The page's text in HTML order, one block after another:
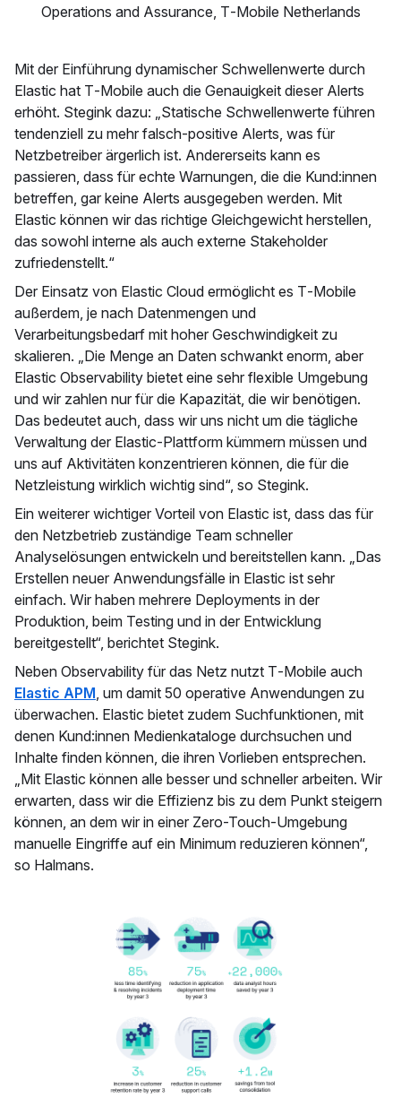
Operations and Assurance, T‑Mobile Netherlands
Mit der Einführung dynamischer Schwellenwerte durch
Elastic hat T‑Mobile auch die Genauigkeit dieser Alerts
erhöht. Stegink dazu: „Statische Schwellenwerte führen
tendenziell zu mehr falsch-positive Alerts, was für
Netzbetreiber ärgerlich ist. Andererseits kann es
passieren, dass für echte Warnungen, die die Kund:innen
betreffen, gar keine Alerts ausgegeben werden. Mit
Elastic können wir das richtige Gleichgewicht herstellen,
das sowohl interne als auch externe Stakeholder
zufriedenstellt.“
Der Einsatz von Elastic Cloud ermöglicht es T‑Mobile
außerdem, je nach Datenmengen und
Verarbeitungsbedarf mit hoher Geschwindigkeit zu
skalieren. „Die Menge an Daten schwankt enorm, aber
Elastic Observability bietet eine sehr flexible Umgebung
und wir zahlen nur für die Kapazität, die wir benötigen.
Das bedeutet auch, dass wir uns nicht um die tägliche
Verwaltung der Elastic-Plattform kümmern müssen und
uns auf Aktivitäten konzentrieren können, die für die
Netzleistung wirklich wichtig sind“, so Stegink.
Ein weiterer wichtiger Vorteil von Elastic ist, dass das für
den Netzbetrieb zuständige Team schneller
Analyselösungen entwickeln und bereitstellen kann. „Das
Erstellen neuer Anwendungsfälle in Elastic ist sehr
einfach. Wir haben mehrere Deployments in der
Produktion, beim Testing und in der Entwicklung
bereitgestellt“, berichtet Stegink.
Neben Observability für das Netz nutzt T‑Mobile auch
Elastic APM , um damit 50 operative Anwendungen zu
überwachen. Elastic bietet zudem Suchfunktionen, mit
denen Kund:innen Medienkataloge durchsuchen und
Inhalte finden können, die ihren Vorlieben entsprechen.
„Mit Elastic können alle besser und schneller arbeiten. Wir
erwarten, dass wir die Effizienz bis zu dem Punkt steigern
können, an dem wir in einer Zero-Touch-Umgebung
manuelle Eingriffe auf ein Minimum reduzieren können“,
so Halmans.